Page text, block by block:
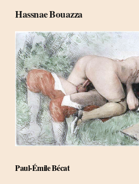
Hassnae Bouazza
Paul-Émile Bécat